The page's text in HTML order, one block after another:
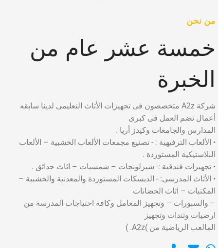
من نحن
خمسة عشر عام من
الخبرة
شركة A2z متخصصون فى تجهيزات الأثاث التعليمى لدينا سابقه
أعمال تضم العمل فى كبرى
المدارس والجامعات وكيدز أريا .
• الألعاب الترفيهية : - تصنيع مجمعات الألعاب الخشبية – الألعاب
البلاستيكية المستوردة .
• تجهيزات فندقية :- شيزلونجات – شمسيات – اثاث حدائق .
• الأثاث المدرسى: - الديسكات المستوردة والمعدنية والخشبية –
المكتبات – اثاث الحضانات
– والسبورات – وتجهيز المعامل وكافة احتياجات المدرسة من
ارضيات وتندات وتجهيز
المالعب الرياضية من )A2z. )